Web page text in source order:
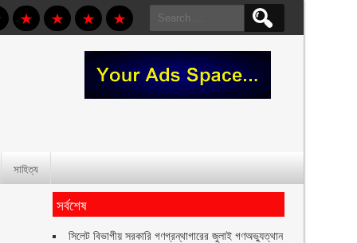
Search
for:
সাহিত্য
সর্বশেষ
সিলেট বিভাগীয় সরকারি গণগ্রন্থাগারের জুলাই গণঅভ্যুত্থান